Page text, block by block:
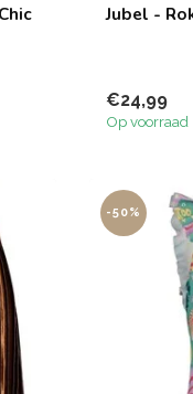
Jubel -
€24,99
Op voorraad
-50%